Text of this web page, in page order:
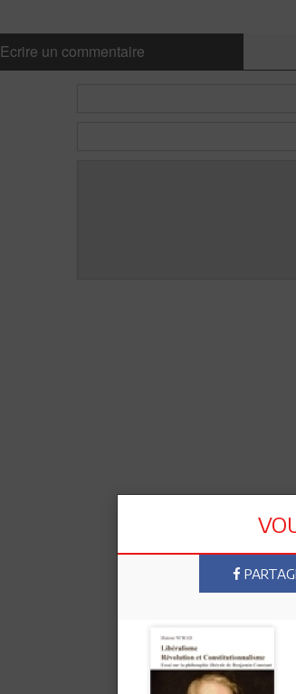
Ecrire un commentaire